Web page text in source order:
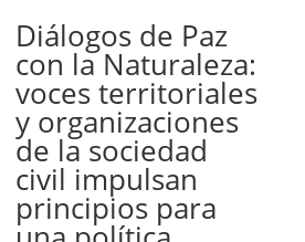
Diálogos de Paz
con la Naturaleza:
voces territoriales
y organizaciones
de la sociedad
civil impulsan
principios para